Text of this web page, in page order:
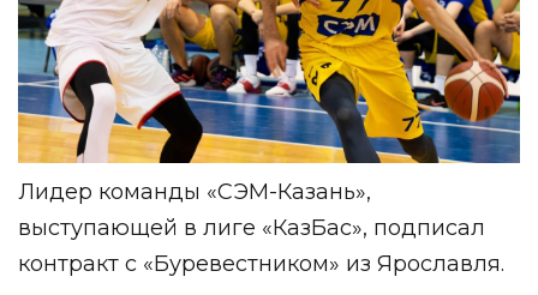
Лидер команды «СЭМ-Казань»,
выступающей в лиге «КазБас», подписал
контракт с «Буревестником» из Ярославля.